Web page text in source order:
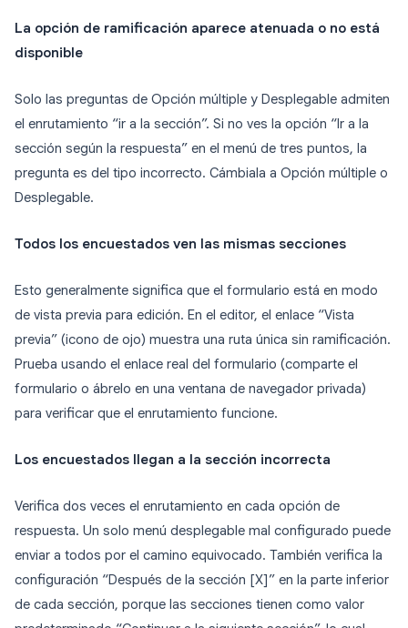
La opción de ramificación aparece atenuada o no está
disponible
Solo las preguntas de Opción múltiple y Desplegable admiten
el enrutamiento “ir a la sección”. Si no ves la opción “Ir a la
sección según la respuesta” en el menú de tres puntos, la
pregunta es del tipo incorrecto. Cámbiala a Opción múltiple o
Desplegable.
Todos los encuestados ven las mismas secciones
Esto generalmente significa que el formulario está en modo
de vista previa para edición. En el editor, el enlace “Vista
previa” (icono de ojo) muestra una ruta única sin ramificación.
Prueba usando el enlace real del formulario (comparte el
formulario o ábrelo en una ventana de navegador privada)
para verificar que el enrutamiento funcione.
Los encuestados llegan a la sección incorrecta
Verifica dos veces el enrutamiento en cada opción de
respuesta. Un solo menú desplegable mal configurado puede
enviar a todos por el camino equivocado. También verifica la
configuración “Después de la sección [X]” en la parte inferior
de cada sección, porque las secciones tienen como valor